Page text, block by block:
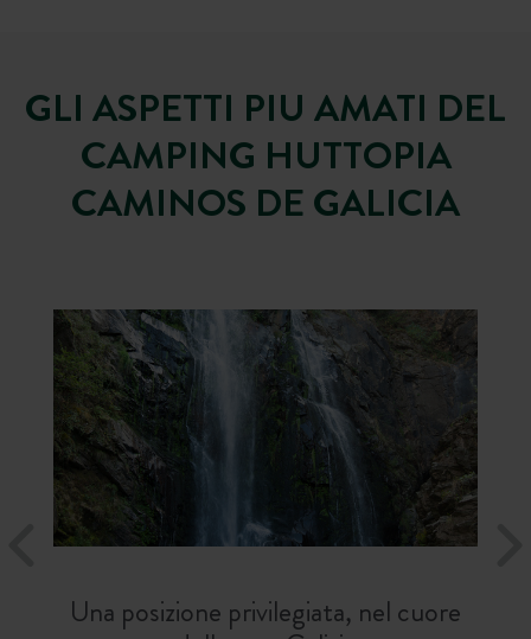
GLI ASPETTI PIU AMATI DEL
CAMPING HUTTOPIA
CAMINOS DE GALICIA
Una posizione privilegiata, nel cuore